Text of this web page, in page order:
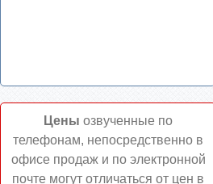
Цены озвученные по
телефонам, непосредственно в
офисе продаж и по электронной
почте могут отличаться от цен в